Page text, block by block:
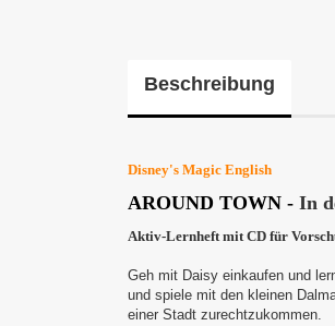
Beschreibung
Disney's Magic English
AROUND TOWN - In
Aktiv-Lernheft mit CD für
Geh mit Daisy einkaufen und
und spiele mit den kleinen
einer Stadt zurechtzukommen.